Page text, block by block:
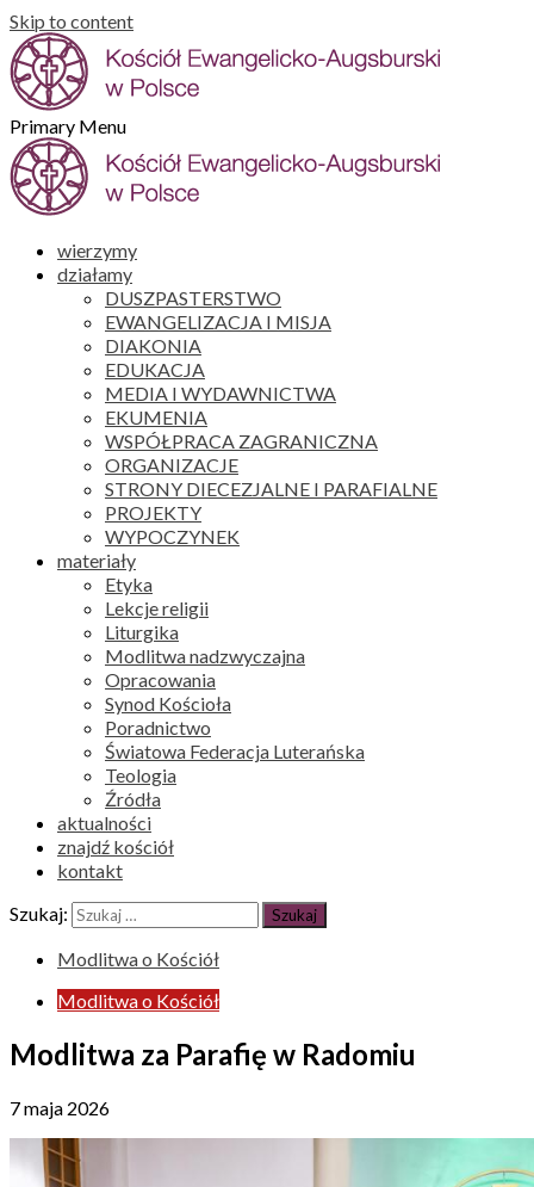
Skip to content
Primary Menu
wierzymy
działamy
DUSZPASTERSTWO
EWANGELIZACJA I MISJA
DIAKONIA
EDUKACJA
MEDIA I WYDAWNICTWA
EKUMENIA
WSPÓŁPRACA ZAGRANICZNA
ORGANIZACJE
STRONY DIECEZJALNE I PARAFIALNE
PROJEKTY
WYPOCZYNEK
materiały
Etyka
Lekcje religii
Liturgika
Modlitwa nadzwyczajna
Opracowania
Synod Kościoła
Poradnictwo
Światowa Federacja Luterańska
Teologia
Źródła
aktualności
znajdź kościół
kontakt
Szukaj:
Modlitwa o Kościół
Modlitwa o Kościół
Modlitwa za Parafię w Radomiu
7 maja 2026